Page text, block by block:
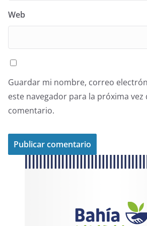
Web
Guardar mi nombre, correo
este navegador para la próxima vez
comentario.